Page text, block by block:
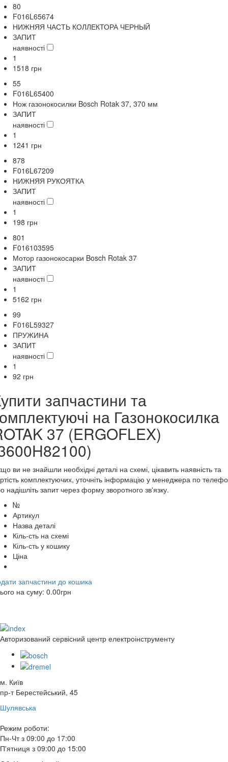
80
F016L65674
НИЖНЯЯ ЧАСТЬ КОЛЛЕКТОРА ЧЕРНЫЙ
ЗАПИТ
наявності
1
1518 грн
55
F016L65400
Нож газонокосилки Bosch Rotak 37, 370 мм
ЗАПИТ
наявності
1
1241 грн
878
F016L67209
НИЖНЯЯ РУКОЯТКА
ЗАПИТ
наявності
1
198 грн
801
F016103595
Мотор газонокосарки Bosch Rotak 37
ЗАПИТ
наявності
1
5162 грн
99
F016L59327
ПРУЖИНА
ЗАПИТ
наявності
1
92 грн
запчастини та
на Газонокосилка
37 (ERGOFLEX)
ви не знайшли необхідні деталі на схемі, цікавить наявність та
комплектуючих, уточніть інформацію у менеджера по
надішліть запит через форму зворотного зв'язку.
№
Артикул
Назва деталі
Кіль-сть на схемі
Кіль-сть у кошику
Ціна
запчастини до кошика
на суму: 0.00грн
Авторизований сервісний центр електроінструменту
м. Київ
пр-т Берестейський, 45
Шулявська
Режим роботи:
Пн-Чт з 09:00 до 17:00
П'ятниця з 09:00 до 15:00